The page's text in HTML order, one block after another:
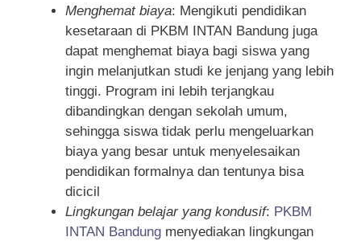
Menghemat biaya: Mengikuti pendidikan
kesetaraan di PKBM INTAN Bandung juga
dapat menghemat biaya bagi siswa yang
ingin melanjutkan studi ke jenjang yang lebih
tinggi. Program ini lebih terjangkau
dibandingkan dengan sekolah umum,
sehingga siswa tidak perlu mengeluarkan
biaya yang besar untuk menyelesaikan
pendidikan formalnya dan tentunya bisa
dicicil
Lingkungan belajar yang kondusif: PKBM
INTAN Bandung menyediakan lingkungan